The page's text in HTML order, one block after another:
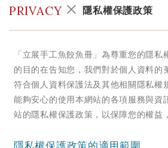
PRIVACY 隱私權保護政策